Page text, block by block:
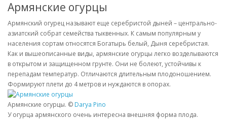
Армянские огурцы
Армянский огурец называют еще серебристой дыней – центрально-
азиатский собрат семейства тыквенных. К самым популярным у
населения сортам относятся Богатырь белый, Дыня серебристая.
Как и вышеописанные виды, армянские огурцы легко возделываются
в открытом и защищенном грунте. Они не болеют, устойчивы к
перепадам температур. Отличаются длительным плодоношением.
Формируют плети до 4 метров и нуждаются в опорах.
Армянские огурцы. © Darya Pino
У огурца армянского очень интересна внешняя форма плода.